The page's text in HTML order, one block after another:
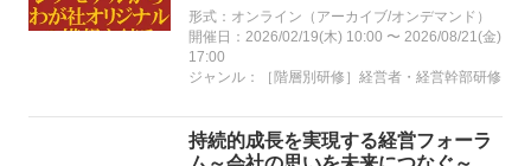
形式：オンライン（アーカイブ/オンデマンド）
開催日：2026/02/19(木) 10:00 〜 2026/08/21(金)
17:00
ジャンル：［階層別研修］経営者・経営幹部研修
持続的成長を実現する経営フォーラ